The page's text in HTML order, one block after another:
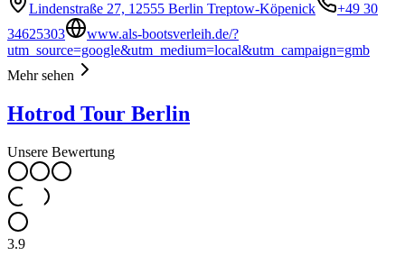
Lindenstraße 27, 12555 Berlin Treptow-Köpenick
+49 30
34625303
www.als-bootsverleih.de/?
utm_source=google&utm_medium=local&utm_campaign=gmb
Mehr sehen
Hotrod Tour Berlin
Unsere Bewertung
3.9